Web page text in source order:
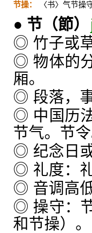
节操： 〈书〉气节操
● 节 （節）
◎ 竹子或
◎ 物体的
厢。
◎ 段落，
◎ 中国历
节气。节令
◎ 纪念日
◎ 礼度：礼
◎ 音调高
◎ 操守：
和节操）。